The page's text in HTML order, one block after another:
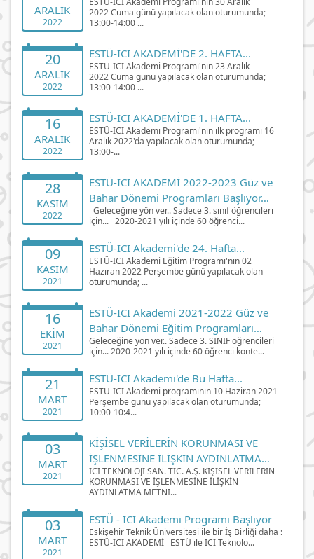
ARALIK
2022
2022 Cuma günü yapılacak olan oturumunda;
13:00-14:00 ...
20
ARALIK
2022
ESTÜ-ICI AKADEMİ'DE 2. HAFTA...
ESTÜ-ICI Akademi Programı'nın 23 Aralık
2022 Cuma günü yapılacak olan oturumunda;
13:00-14:00 ...
16
ARALIK
2022
ESTÜ-ICI AKADEMİ'DE 1. HAFTA...
ESTÜ-ICI Akademi Programı'nın ilk programı 16
Aralık 2022'da yapılacak olan oturumunda;
13:00-...
28
KASIM
2022
ESTÜ-ICI AKADEMİ 2022-2023 Güz ve
Bahar Dönemi Programları Başlıyor…
Geleceğine yön ver.. Sadece 3. sınıf öğrencileri
için... 2020-2021 yılı içinde 60 öğrenci...
09
KASIM
2021
ESTÜ-ICI Akademi'de 24. Hafta...
ESTÜ-ICI Akademi Eğitim Programı'nın 02
Haziran 2022 Perşembe günü yapılacak olan
oturumunda; ...
16
EKIM
2021
ESTÜ-ICI Akademi 2021-2022 Güz ve
Bahar Dönemi Eğitim Programları
Başlıyor..
Geleceğine yön ver.. Sadece 3. SINIF öğrencileri
için... 2020-2021 yılı içinde 60 öğrenci konte...
21
MART
2021
ESTÜ-ICI Akademi'de Bu Hafta...
ESTÜ-ICI Akademi programının 10 Haziran 2021
Perşembe günü yapılacak olan oturumunda;
10:00-10:4...
03
MART
2021
KİŞİSEL VERİLERİN KORUNMASI VE
İŞLENMESİNE İLİŞKİN AYDINLATMA
METNİ
ICI TEKNOLOJİ SAN. TİC. A.Ş. KİŞİSEL VERİLERİN
KORUNMASI VE İŞLENMESİNE İLİŞKİN
AYDINLATMA METNİ...
03
MART
2021
ESTÜ - ICI Akademi Programı Başlıyor
Eskişehir Teknik Üniversitesi ile bir İş Birliği daha :
ESTÜ-ICI AKADEMİ ESTÜ ile ICI Teknolo...